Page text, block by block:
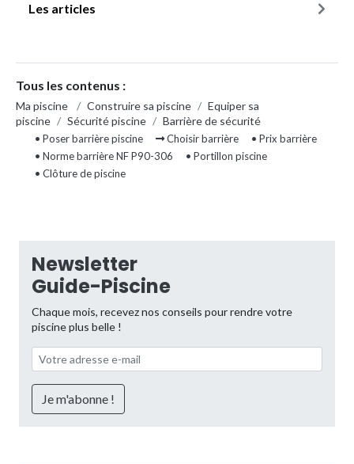
Les articles
Tous les contenus :
Ma piscine / Construire sa piscine / Equiper sa
piscine / Sécurité piscine / Barrière de sécurité
• Poser barrière piscine Choisir barrière
• Prix barrière
• Norme barrière NF P90-306
• Portillon piscine
• Clôture de piscine
Newsletter
Guide-Piscine
Chaque mois, recevez nos conseils pour rendre votre
piscine plus belle !